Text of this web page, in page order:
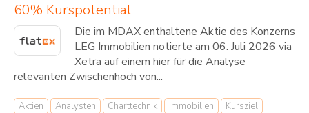
60% Kurspotential
Die im MDAX enthaltene Aktie des Konzerns
LEG Immobilien notierte am 06. Juli 2026 via
Xetra auf einem hier für die Analyse
relevanten Zwischenhoch von...
Aktien Analysten Charttechnik Immobilien
Kursziel